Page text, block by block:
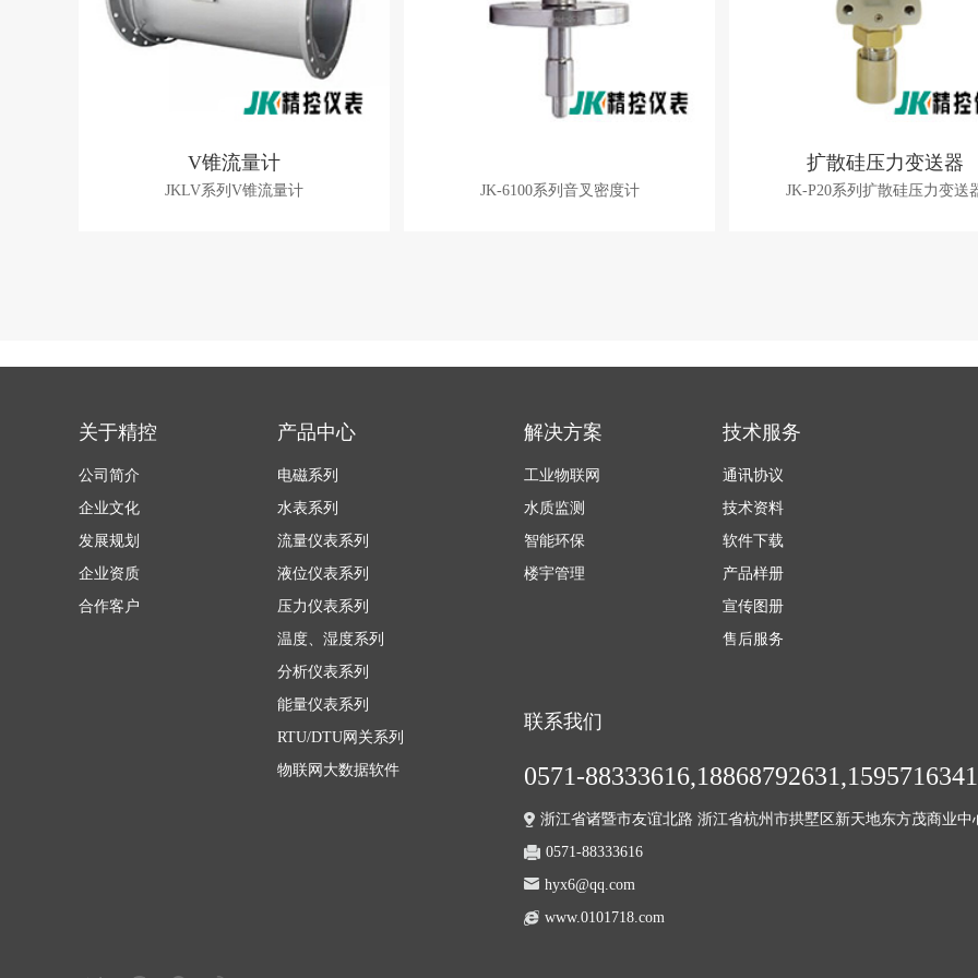
V锥流量计
JKLV系列V锥流量计 JK-6100系列音叉密度计
扩散硅压力变送器
JK-P20系列扩散硅压力变送
关于精控
公司简介
企业文化
发展规划
企业资质
合作客户
产品中心
电磁系列
水表系列
流量仪表系列
液位仪表系列
压力仪表系列
温度、湿度系列
分析仪表系列
能量仪表系列
RTU/DTU网关系列
物联网大数据软件
解决方案
工业物联网
水质监测
智能环保
楼宇管理
技术服务
通讯协议
技术资料
软件下载
产品样册
宣传图册
售后服务
联系我们
0571-
浙江省诸暨市友谊北路 浙江省杭州市拱墅区新天地东方茂商业中
0571-88333616
hyx6@qq.com
www.0101718.com